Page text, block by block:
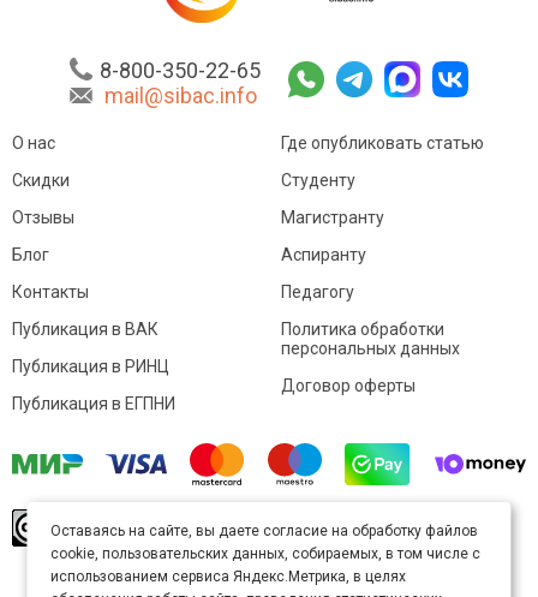
8-800-350-22-65
mail@sibac.info
О нас
Скидки
Отзывы
Блог
Контакты
Где опубликовать статью
Студенту
Магистранту
Аспиранту
Педагогу
Публикация в ВАК
Публикация в РИНЦ
Публикация в ЕГПНИ
Политика обработки
персональных данных
Договор оферты
произведение доступно полицензии Creative
Commons «Attribution» («Атрибуция») 4.0
Непортированная.
Оставаясь на сайте, вы даете согласие на обработку файлов
cookie, пользовательских данных, собираемых, в том числе с
использованием сервиса Яндекс.Метрика, в целях